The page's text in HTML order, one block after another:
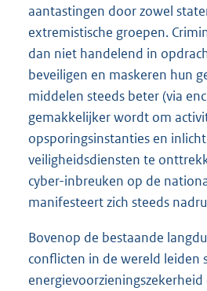
aantastingen door zowel
extremistische groepen.
dan niet handelend in
beveiligen en maskeren hun
middelen steeds beter (via
gemakkelijker wordt om
opsporingsinstanties en
veiligheidsdiensten te
cyber-inbreuken op de
manifesteert zich steeds
Bovenop de bestaande
conflicten in de wereld leiden